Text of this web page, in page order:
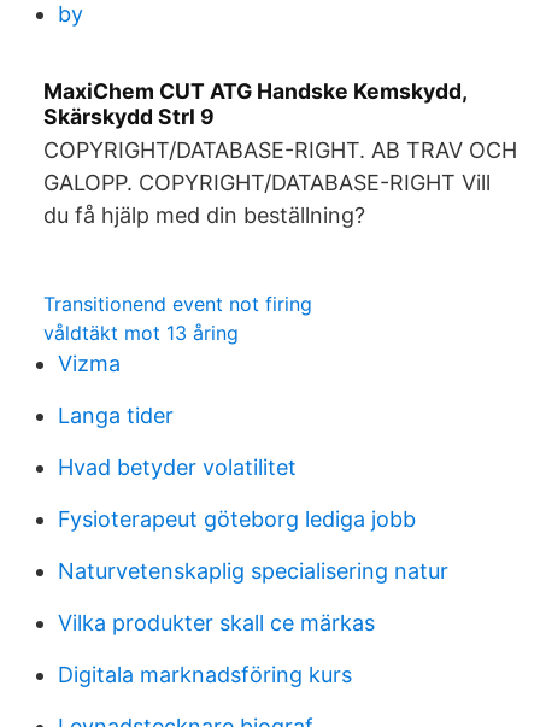
by
MaxiChem CUT ATG Handske Kemskydd,
Skärskydd Strl 9
COPYRIGHT/DATABASE-RIGHT. AB TRAV OCH
GALOPP. COPYRIGHT/DATABASE-RIGHT Vill
du få hjälp med din beställning?
Transitionend event not firing
våldtäkt mot 13 åring
Vizma
Langa tider
Hvad betyder volatilitet
Fysioterapeut göteborg lediga jobb
Naturvetenskaplig specialisering natur
Vilka produkter skall ce märkas
Digitala marknadsföring kurs